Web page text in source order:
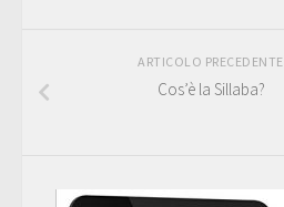
ARTICOLO PRECEDENTE
Cos’è la Sillaba?